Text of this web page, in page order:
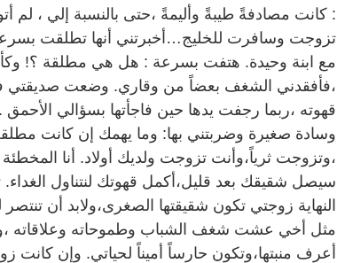
: كانت مصادفةً طيبةً وأليمةً ،حتى بالنسبة إلي ، لم
تزوجت وسافرت للخليج…أخبرتني أنها تطلقت
مع ابنة وحيدة. هتفت بسرعة : هل هي مطلقة ؟!
،فأفقدني الشغف بعضاً من وقاري. وضعت صديقتي
قهوته ،ربما رجفت يدها حين فاجأتها بسؤالي
وسادة صغيرة وضربتني بها: وما يهمك إن كانت
،وتزوجت ثرياً،وأنت تزوجت ولديك أولاد. أنا المخطئة
سيصل شقيقك بعد قليل،أكمل قهوتك لنتناول الغداء.
النهاية زوجتي تكون شقيقتها الصغرى،ولابد أن
مثل أخي عشت شغف الشباب وطموحاته وعلاقاته
أعرف منبتها،وتكون حارساً أميناً لحياتي. وإن كانت